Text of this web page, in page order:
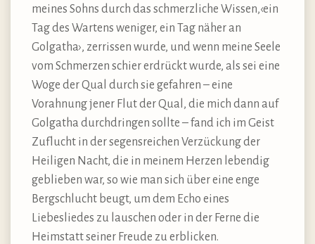
meines Sohns durch das schmerzliche Wissen,‹ein
Tag des Wartens weniger, ein Tag näher an
Golgatha›, zerrissen wurde, und wenn meine Seele
vom Schmerzen schier erdrückt wurde, als sei eine
Woge der Qual durch sie gefahren – eine
Vorahnung jener Flut der Qual, die mich dann auf
Golgatha durchdringen sollte – fand ich im Geist
Zuflucht in der segensreichen Verzückung der
Heiligen Nacht, die in meinem Herzen lebendig
geblieben war, so wie man sich über eine enge
Bergschlucht beugt, um dem Echo eines
Liebesliedes zu lauschen oder in der Ferne die
Heimstatt seiner Freude zu erblicken.